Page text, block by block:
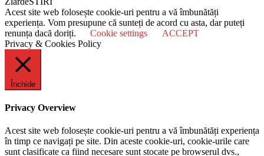
Acest site web folosește cookie-uri pentru a vă îmbunătăți
experiența. Vom presupune că sunteți de acord cu asta, dar puteți
renunța dacă doriți.
Cookie settings
ACCEPT
Privacy & Cookies Policy
Închide
Privacy Overview
Acest site web folosește cookie-uri pentru a vă îmbunătăți experiența
în timp ce navigați pe site. Din aceste cookie-uri, cookie-urile care
sunt clasificate ca fiind necesare sunt stocate pe browserul dvs.,